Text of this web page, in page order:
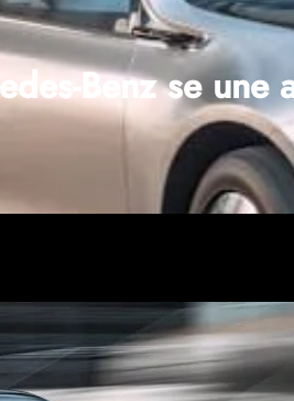
Benz se une